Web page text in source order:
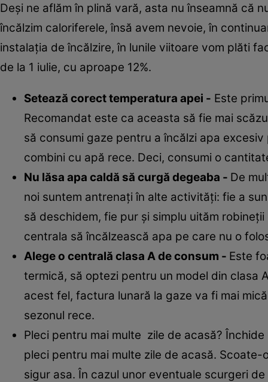
Deşi ne aflăm în plină vară, asta nu înseamnă că
încălzim caloriferele, însă avem nevoie, în
instalaţia de încălzire, în lunile viitoare vom plăti
de la 1 iulie, cu aproape 12%.
Setează corect temperatura apei - Este
Recomandat este ca aceasta să fie mai
să consumi gaze pentru a încălzi apa
combini cu apă rece. Deci, consumi o
Nu lăsa apa caldă să curgă degeaba - De
noi suntem antrenaţi în alte activităţi: fie a
să deschidem, fie pur şi simplu uităm
centrala să încălzească apa pe care nu o
Alege o centrală clasa A de consum - Este
termică, să optezi pentru un model din clasa
acest fel, factura lunară la gaze va fi mai
sezonul rece.
Pleci pentru mai multe zile de acasă?
pleci pentru mai multe zile de acasă.
sigur asa. În cazul unor eventuale scurgeri